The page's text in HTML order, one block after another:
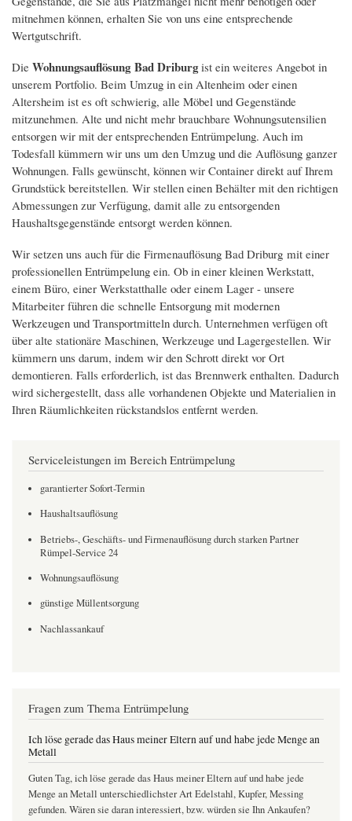
mitnehmen können, erhalten Sie von uns eine entsprechende
Wertgutschrift.
Die Wohnungsauflösung Bad Driburgist ein weiteres Angebot in
unserem Portfolio. Beim Umzug in ein Altenheim oder einen
Altersheim ist es oft schwierig, alle Möbel und Gegenstände
mitzunehmen. Alte und nicht mehr brauchbare Wohnungsutensilien
entsorgen wir mit der entsprechenden Entrümpelung. Auch im
Todesfall kümmern wir uns um den Umzug und die Auflösung ganzer
Wohnungen. Falls gewünscht, können wir Container direkt auf Ihrem
Grundstück bereitstellen. Wir stellen einen Behälter mit den richtigen
Abmessungen zur Verfügung, damit alle zu entsorgenden
Haushaltsgegenstände entsorgt werden können.
Wir setzen uns auch für die Firmenauflösung Bad Driburg mit einer
professionellen Entrümpelung ein. Ob in einer kleinen Werkstatt,
einem Büro, einer Werkstatthalle oder einem Lager - unsere
Mitarbeiter führen die schnelle Entsorgung mit modernen
Werkzeugen und Transportmitteln durch. Unternehmen verfügen oft
über alte stationäre Maschinen, Werkzeuge und Lagergestellen. Wir
kümmern uns darum, indem wir den Schrott direkt vor Ort
demontieren. Falls erforderlich, ist das Brennwerk enthalten. Dadurch
wird sichergestellt, dass alle vorhandenen Objekte und Materialien in
Ihren Räumlichkeiten rückstandslos entfernt werden.
Serviceleistungen im Bereich Entrümpelung
garantierter Sofort-Termin
Haushaltsauflösung
Betriebs-, Geschäfts- und Firmenauflösung durch starken Partner
Rümpel-Service 24
Wohnungsauflösung
günstige Müllentsorgung
Nachlassankauf
Fragen zum Thema Entrümpelung
Ich löse gerade das Haus meiner Eltern auf und habe jede Menge an
Metall
Guten Tag, ich löse gerade das Haus meiner Eltern auf und habe jede
Menge an Metall unterschiedlichster Art Edelstahl, Kupfer, Messing
gefunden. Wären sie daran interessiert, bzw. würden sie Ihn Ankaufen?